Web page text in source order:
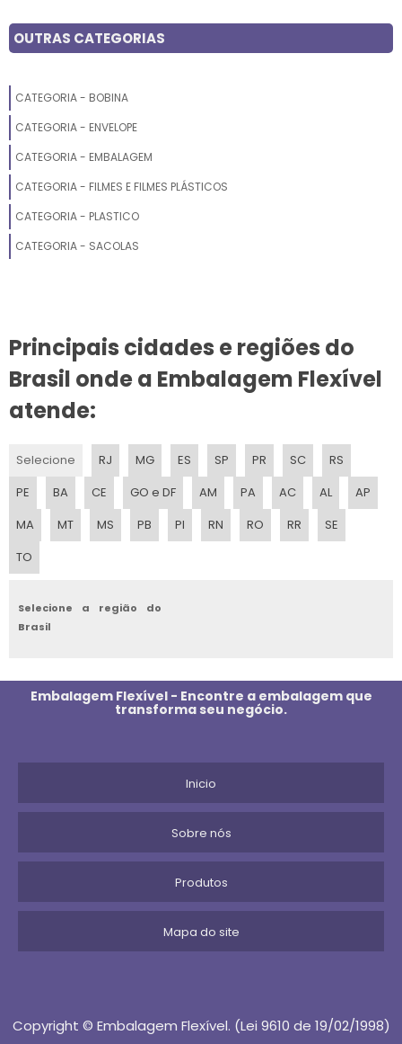
FILME ENCOLHIVEL
FILME PARA EMBALAR ALIMENTOS
FILME POLIETILENO RECUPERADO
FILME POLIETILENO CANELA
FILME BOLHA
FILME TERMOENCOLHIVEL NATURAL OU PIGMENTADO
FILME PLASTICO PARA ALIMENTOS
FILME TERMO ENCOLHIVEL
FILME BOPP
FILME PP
FILME DE POLIETILENO
FILME EM PP TORCAO PARA EMBALAGEM DE BALAS
OUTRAS CATEGORIAS
CATEGORIA - BOBINA
CATEGORIA - ENVELOPE
CATEGORIA - EMBALAGEM
CATEGORIA - FILMES E FILMES PLÁSTICOS
CATEGORIA - PLASTICO
CATEGORIA - SACOLAS
Principais cidades e regiões do
Brasil onde a Embalagem Flexível
atende:
Selecione RJ MG ES SP PR SC
RS
PE
BA CE GO e DF AM PA AC AL
AP
MA
MT MS PB PI RN RO RR
SE
TO
Selecione a região do
Brasil
Embalagem Flexível - Encontre a embalagem que
transforma seu negócio.
Inicio
Sobre nós
Produtos
Mapa do site
Copyright © Embalagem Flexível. (Lei 9610 de 19/02/1998)